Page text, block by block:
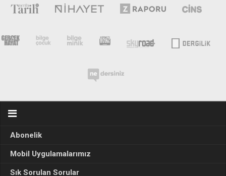
Abonelik
Mobil Uygulamalarımız
Sık Sorulan Sorular